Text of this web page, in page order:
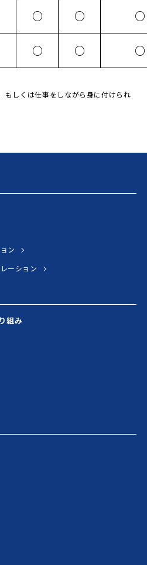
○ ○ ○
○ ○ ○
もしくは仕事をしながら身に付けられ
ン
ーション
組み